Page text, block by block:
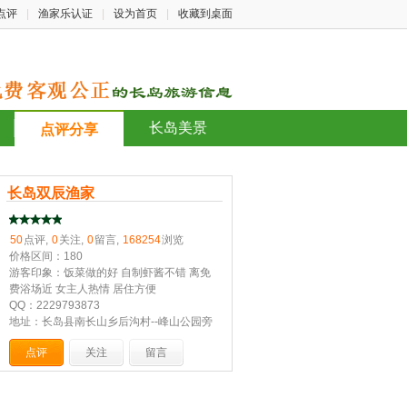
评 渔家乐认证 设为首页 收藏到桌面
点评分享 长岛美景
长岛双辰渔家
50点评, 0关注, 0留言, 168254浏览
价格区间：180
游客印象：饭菜做的好 自制虾酱不错 离免
费浴场近 女主人热情 居住方便
QQ：2229793873
地址：长岛县南长山乡后沟村--峰山公园旁
点评 关注 留言